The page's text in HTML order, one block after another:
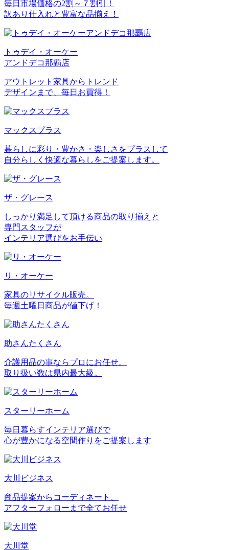
毎日市場価格の2割～７割引！
訳あり仕入れと豊富な品揃え！
トゥデイ・オーケー
アンドデコ那覇店
アウトレット家具からトレンド
デザインまで、毎日お買得！
マックスプラス
暮らしに彩り・豊かさ・楽しさをプラスして
自分らしく快適な暮らしをご提案します。
ザ・グレース
しっかり満足して頂ける商品の取り揃えと
専門スタッフが
インテリア選びをお手伝い
リ・オーケー
家具のリサイクル販売。
毎週土曜日商品が値下げ！
助さんたくさん
介護用品の事ならプロにお任せ。
取り扱い数は県内最大級。
スターリーホーム
毎日暮らすインテリア選びで
心が豊かになる空間作りをご提案します
大川ビジネス
商品提案からコーディネート、
アフターフォローまで全てお任せ
大川堂